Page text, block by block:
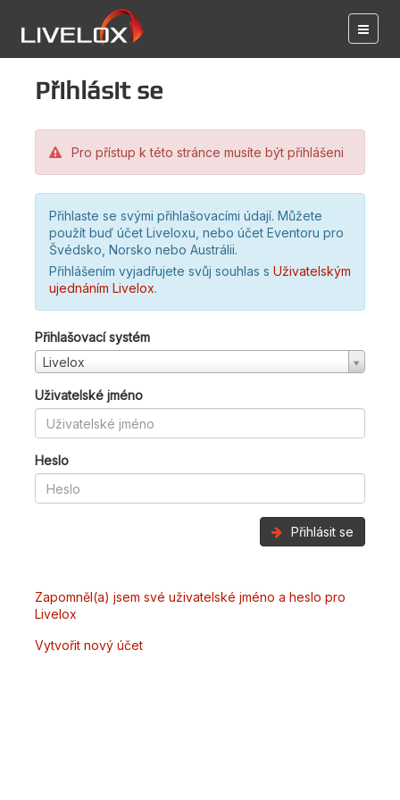
Přihlásit se
Pro přístup k této stránce musíte být přihlášeni
Přihlaste se svými přihlašovacími údají. Můžete
použít buď účet Liveloxu, nebo účet Eventoru pro
Švédsko, Norsko nebo Austrálii.
Přihlášením vyjadřujete svůj souhlas s Uživatelským
ujednáním Livelox.
Přihlašovací systém
Livelox
Uživatelské jméno
Heslo
Přihlásit se
Zapomněl(a) jsem své uživatelské jméno a heslo pro
Livelox
Vytvořit nový účet